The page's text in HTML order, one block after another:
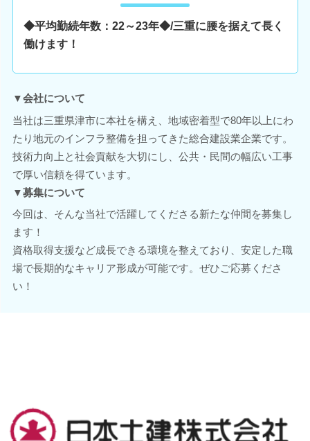
◆平均勤続年数：22～23年◆/三重に腰を据えて長く
働けます！
▼会社について
当社は三重県津市に本社を構え、地域密着型で80年以上にわ
たり地元のインフラ整備を担ってきた総合建設業企業です。
技術力向上と社会貢献を大切にし、公共・民間の幅広い工事
で厚い信頼を得ています。
▼募集について
今回は、そんな当社で活躍してくださる新たな仲間を募集し
ます！
資格取得支援など成長できる環境を整えており、安定した職
場で長期的なキャリア形成が可能です。ぜひご応募くださ
い！